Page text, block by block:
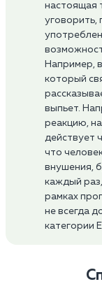
настоящая
уговорить,
Например,
который
выпьет.
реакцию,
действует
что
внушения,
каждый
рамках
не всегда
категории